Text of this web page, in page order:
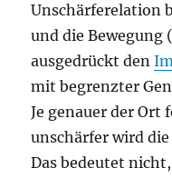
Unschärferelation
und die Bewegung
ausgedrückt den
mit begrenzter
Je genauer der Ort
unschärfer wird
Das bedeutet